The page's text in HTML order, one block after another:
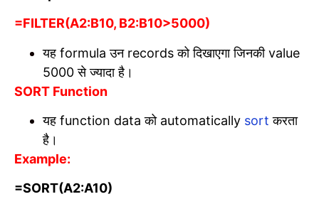
=FILTER(A2:B10, B2:B10>5000)
यह formula उन records को दिखाएगा जिनकी value
5000 से ज्यादा है।
SORT Function
यह function data को automatically sort करता
है।
Example:
=SORT(A2:A10)